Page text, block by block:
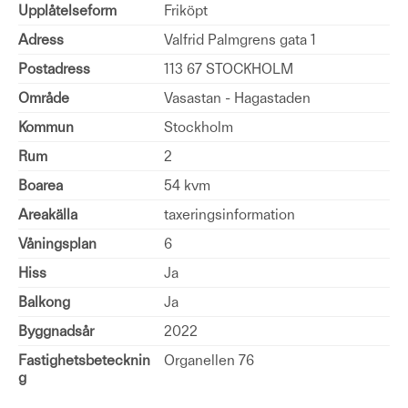
Upplåtelseform
Friköpt
Adress
Valfrid Palmgrens gata 1
Postadress
113 67 STOCKHOLM
Område
Vasastan - Hagastaden
Kommun
Stockholm
Rum
2
Boarea
54 kvm
Areakälla
taxeringsinformation
Våningsplan
6
Hiss
Ja
Balkong
Ja
Byggnadsår
2022
Fastighetsbetecknin
g
Organellen 76